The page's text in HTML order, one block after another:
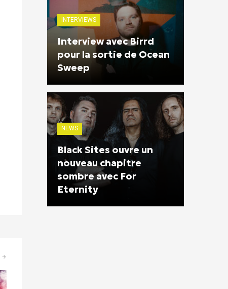
INTERVIEWS
Interview avec Birrd
pour la sortie de Ocean
Sweep
NEWS
Black Sites ouvre un
nouveau chapitre
sombre avec For
Eternity